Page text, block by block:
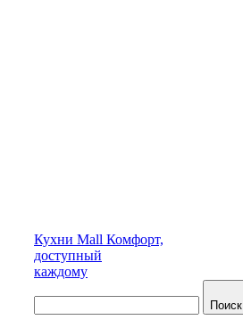
Кухни Mall Комфорт,
доступный
каждому
Поиск